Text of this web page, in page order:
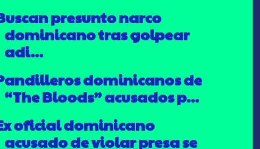
presunto narco
dominicano tras golpear
adi...
dominicanos de
“The Bloods” acusados p...
oficial dominicano
acusado de violar presa se